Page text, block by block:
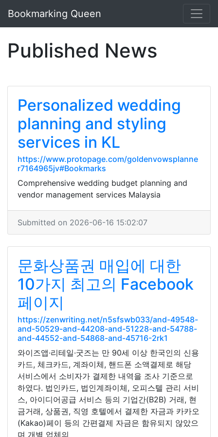
Bookmarking Queen
Published News
Personalized wedding
planning and styling
services in KL
https://www.protopage.com/goldenvowsplanne
r7164965jv#Bookmarks
Comprehensive wedding budget planning and
vendor management services Malaysia
Submitted on 2026-06-16 15:02:07
문화상품권 매입에 대한
10가지 최고의 Facebook
페이지
https://zenwriting.net/n5sfswb033/and-49548-
and-50529-and-44208-and-51228-and-54788-
and-44552-and-54868-and-45716-2rk1
와이즈앱·리테일·굿즈는 만 90세 이상 한국인의 신용
카드, 체크카드, 계좌이체, 핸드폰 소액결제로 해당
서비스에서 소비자가 결제한 내역을 조사 기준으로
하였다. 법인카드, 법인계좌이체, 오피스텔 관리 서비
스, 아이디어공급 서비스 등의 기업간(B2B) 거래, 현
금거래, 상품권, 직영 호텔에서 결제한 자금과 카카오
(Kakao)페이 등의 간편결제 자금은 함유되지 않았으
며 개별 업체의